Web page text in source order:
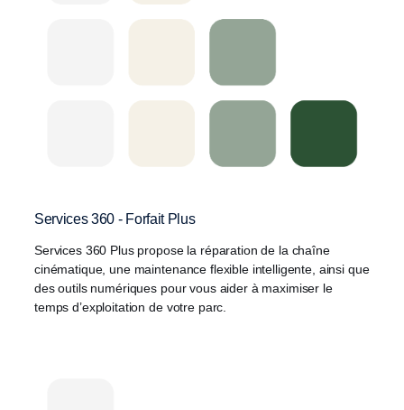
Services 360 - Forfait Plus
Services 360 Plus propose la réparation de la chaîne
cinématique, une maintenance flexible intelligente, ainsi que
des outils numériques pour vous aider à maximiser le
temps d’exploitation de votre parc.